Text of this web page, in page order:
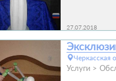
27.07.2018
Черкасская
Услуги